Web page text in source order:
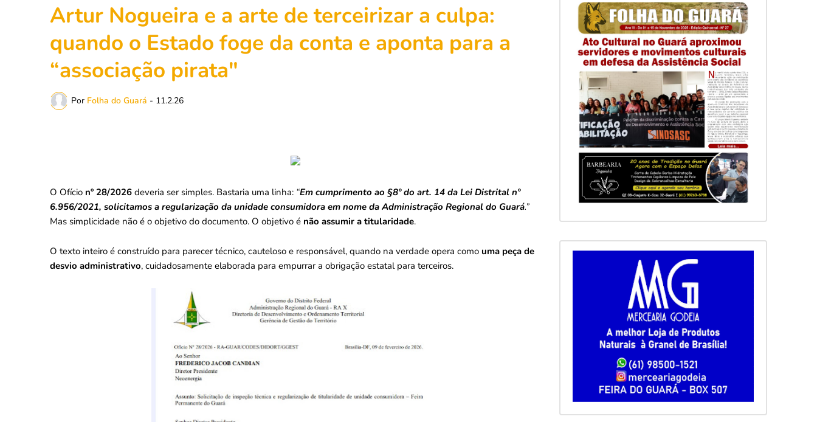
Artur Nogueira e a arte de terceirizar a culpa:
quando o Estado foge da conta e aponta para a
“associação pirata"
Por Folha do Guará - 11.2.26
O Ofício nº 28/2026 deveria ser simples. Bastaria uma linha: “Em cumprimento ao §8º do art. 14 da Lei Distrital nº
6.956/2021, solicitamos a regularização da unidade consumidora em nome da Administração Regional do Guará.”
Mas simplicidade não é o objetivo do documento. O objetivo é não assumir a titularidade.
O texto inteiro é construído para parecer técnico, cauteloso e responsável, quando na verdade opera como uma peça de
desvio administrativo, cuidadosamente elaborada para empurrar a obrigação estatal para terceiros.